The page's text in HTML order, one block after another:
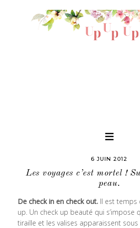
6 JUIN 2012
Les voyages c’est mortel !
peau.
De check in en check out.Il est temps
up. Un check up beauté qui s’impose
tiraille et les valises apparaissent sous